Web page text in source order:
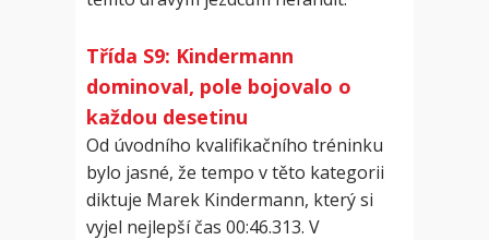
Třída S9: Kindermann
dominoval, pole bojovalo o
každou desetinu
Od úvodního kvalifikačního tréninku
bylo jasné, že tempo v těto kategorii
diktuje Marek Kindermann, který si
vyjel nejlepší čas 00:46.313. V